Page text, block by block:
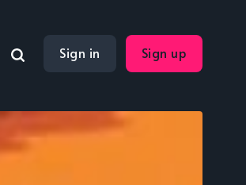
Sign in Sign up